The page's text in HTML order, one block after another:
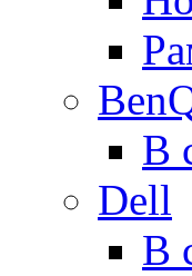
В
Dell
В